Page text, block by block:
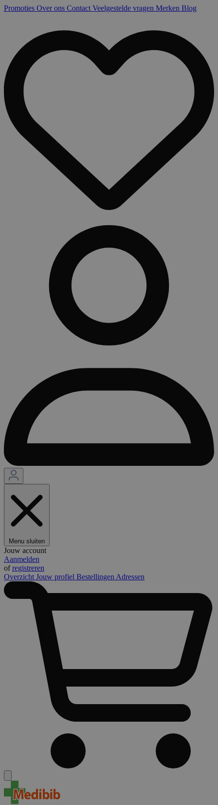
Promoties Over ons Contact Veelgestelde vragen Merken Blog
Menu sluiten
Jouw account
Aanmelden
ofregistreren
Overzicht Jouw profiel Bestellingen Adressen